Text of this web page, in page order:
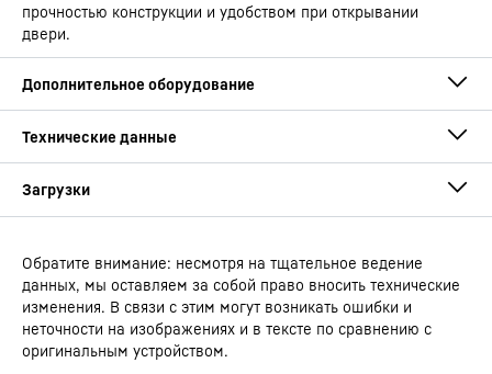
прочностью конструкции и удобством при открывании
двери.
Тип устройства
Малогабаритная
морозильная камера с
системой SmartFrost
Руководство по эксплуатации
Обратите внимание: несмотря на тщательное ведение
данных, мы оставляем за собой право вносить технические
изменения. В связи с этим могут возникать ошибки и
неточности на изображениях и в тексте по сравнению с
оригинальным устройством.